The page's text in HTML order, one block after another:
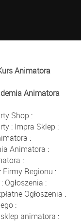
Animatora
Animatora
Shop :
: Impra Sklep :
:
Animatora :
:
: Firmy Regionu :
Ogłoszenia :
Ogłoszenia :
:
sklep animatora :